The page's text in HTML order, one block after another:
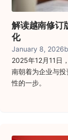
解读越南修订
化
January 8, 2026
2025年12月11日
南朝着为企业与
性的一步。